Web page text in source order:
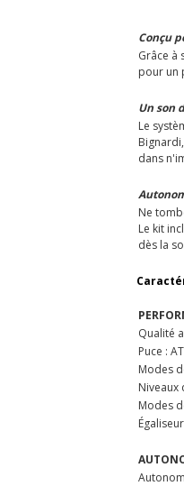
Conçu
Grâce à
pour un
Un son
Le
dans
Ne
Le kit
dès la
Qualité
Puce :
Modes
Niveaux
Modes